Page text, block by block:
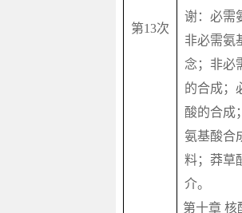
第13次
谢：必需
非必需氨
念；非必
的合成；
酸的合成
氨基酸合
料；莽草
介。
第十章 核